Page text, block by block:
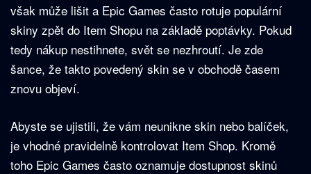
však může lišit a Epic Games často rotuje populární
skiny zpět do Item Shopu na základě poptávky. Pokud
tedy nákup nestihnete, svět se nezhroutí. Je zde
šance, že takto povedený skin se v obchodě časem
znovu objeví.
Abyste se ujistili, že vám neunikne skin nebo balíček,
je vhodné pravidelně kontrolovat Item Shop. Kromě
toho Epic Games často oznamuje dostupnost skinů